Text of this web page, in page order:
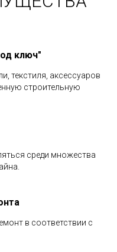
ключ"
текстиля, аксессуаров
строительную
среди множества
в соответствии с